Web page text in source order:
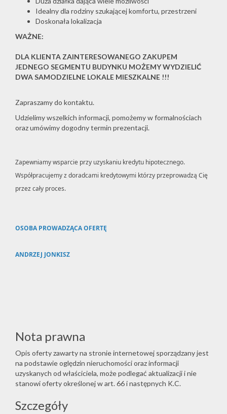
Idealny dla rodziny szukającej komfortu, przestrzeni
Doskonała lokalizacja
WAŻNE:
DLA KLIENTA ZAINTERESOWANEGO ZAKUPEM
JEDNEGO SEGMENTU BUDYNKU MOŻEMY WYDZIELIĆ
DWA SAMODZIELNE LOKALE MIESZKALNE !!!
Zapraszamy do kontaktu.
Udzielimy wszelkich informacji, pomożemy w formalnościach
oraz umówimy dogodny termin prezentacji.
Zapewniamy wsparcie przy uzyskaniu kredytu hipotecznego.
Współpracujemy z doradcami kredytowymi którzy przeprowadzą Cię
przez cały proces.
OSOBA PROWADZĄCA OFERTĘ
ANDRZEJ JONKISZ
Nota prawna
Opis oferty zawarty na stronie internetowej sporządzany jest
na podstawie oględzin nieruchomości oraz informacji
uzyskanych od właściciela, może podlegać aktualizacji i nie
stanowi oferty określonej w art. 66 i następnych K.C.
Szczegóły